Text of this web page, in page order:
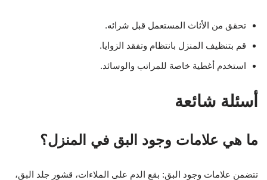
تحقق من الأثاث المستعمل قبل شرائه.
قم بتنظيف المنزل بانتظام وتفقد الزوايا.
استخدم أغطية خاصة للمراتب والوسائد.
أسئلة شائعة
ما هي علامات وجود البق في المنزل؟
تتضمن علامات وجود البق: بقع الدم على الملاءات، قشور جلد البق،